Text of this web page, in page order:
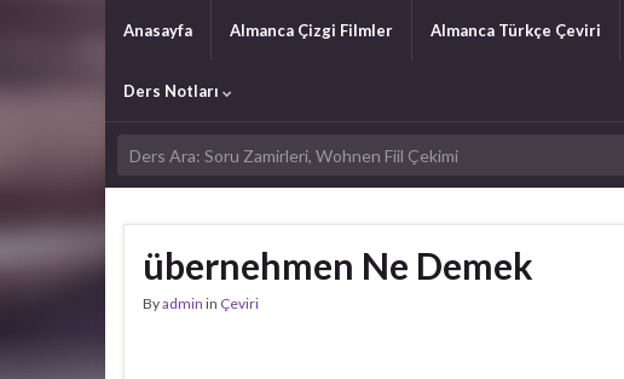
Anasayfa Almanca Çizgi Filmler Almanca Türkçe Çeviri
Ders Notları
übernehmen Ne Demek
Byadmin in Çeviri